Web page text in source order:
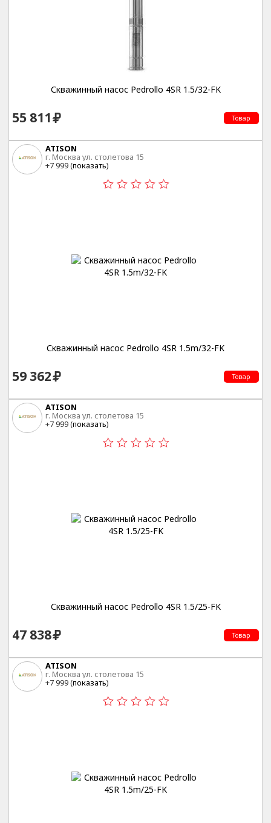
Скважинный насос Pedrollo 4SR 1.5/32-FK
55 811 Товар
ATISON
г. Москва ул. столетова 15
+7 999 (показать)
Скважинный насос Pedrollo 4SR 1.5m/32-FK
59 362 Товар
ATISON
г. Москва ул. столетова 15
+7 999 (показать)
Скважинный насос Pedrollo 4SR 1.5/25-FK
47 838 Товар
ATISON
г. Москва ул. столетова 15
+7 999 (показать)